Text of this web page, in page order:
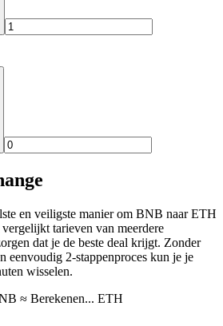
en veiligste manier om BNB naar ETH
tarieven van meerdere
dat je de beste deal krijgt. Zonder
eenvoudig 2-stappenproces kun je je
wisselen.
≈ Berekenen... ETH